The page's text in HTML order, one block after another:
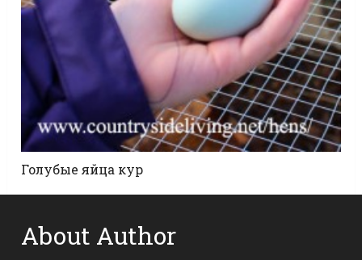
Голубые яйца кур
About Author